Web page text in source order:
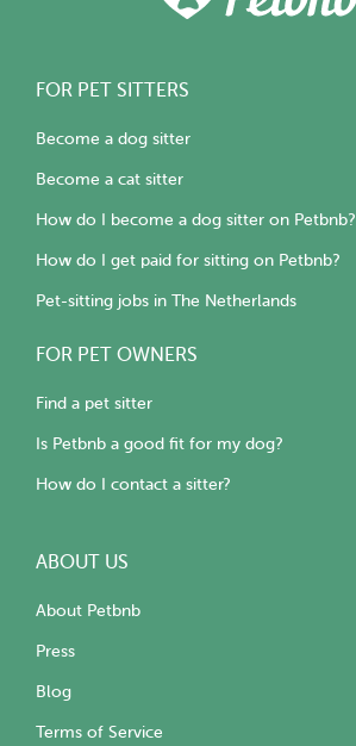
FOR PET SITTERS
Become a dog sitter
Become a cat sitter
How do I become a dog sitter on Petbnb?
How do I get paid for sitting on Petbnb?
Pet-sitting jobs in The Netherlands
FOR PET OWNERS
Find a pet sitter
Is Petbnb a good fit for my dog?
How do I contact a sitter?
ABOUT US
About Petbnb
Press
Blog
Terms of Service